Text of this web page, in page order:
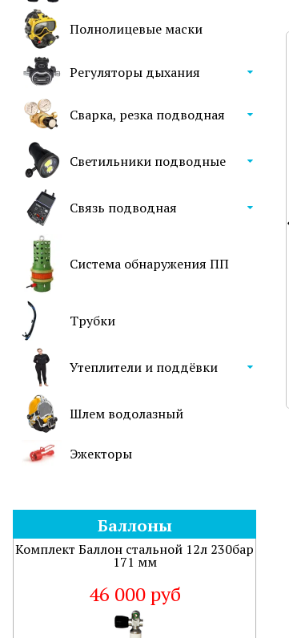
Полнолицевые маски
Регуляторы дыхания
Сварка, резка подводная
Светильники подводные
Связь подводная
Система обнаружения ПП
Трубки
Утеплители и поддёвки
Шлем водолазный
Эжекторы
Баллоны
Комплект Баллон стальной 12л 230бар
171 мм
46 000 руб